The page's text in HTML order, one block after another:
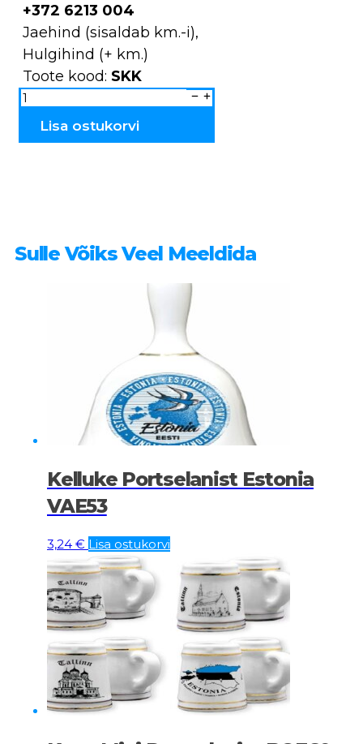
+372 6213 004
Jaehind (sisaldab km.-i),
Hulgihind (+ km.)
Toote kood: SKK
Sõrmkübar
metallist
SKK
Lisa ostukorvi
Sulle Võiks Veel Meeldida
Kelluke Portselanist Estonia
VAE53
3,24 € Lisa ostukorvi